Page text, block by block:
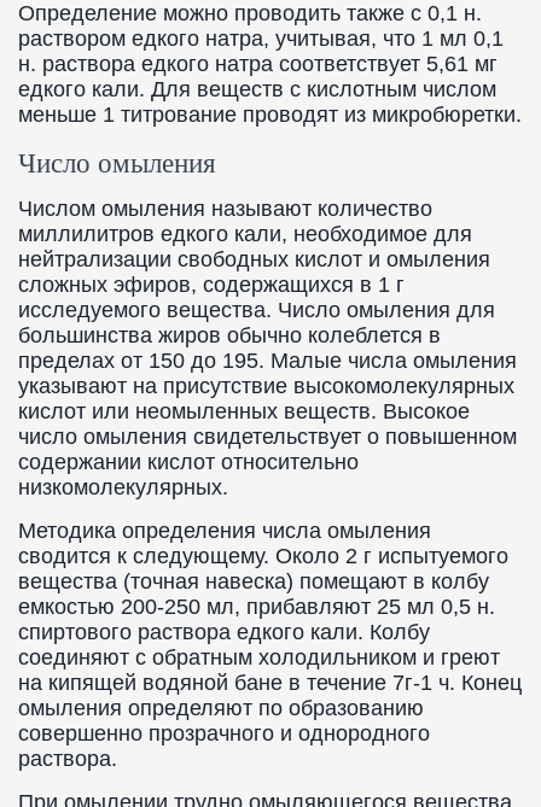
Определение можно проводить также с 0,1 н.
раствором едкого натра, учитывая, что 1 мл 0,1
н. раствора едкого натра соответствует 5,61 мг
едкого кали. Для веществ с кислотным числом
меньше 1 титрование проводят из микробюретки.
Число омыления
Числом омыления называют количество
миллилитров едкого кали, необходимое для
нейтрализации свободных кислот и омыления
сложных эфиров, содержащихся в 1 г
исследуемого вещества. Число омыления для
большинства жиров обычно колеблется в
пределах от 150 до 195. Малые числа омыления
указывают на присутствие высокомолекулярных
кислот или неомыленных веществ. Высокое
число омыления свидетельствует о повышенном
содержании кислот относительно
низкомолекулярных.
Методика определения числа омыления
сводится к следующему. Около 2 г испытуемого
вещества (точная навеска) помещают в колбу
емкостью 200-250 мл, прибавляют 25 мл 0,5 н.
спиртового раствора едкого кали. Колбу
соединяют с обратным холодильником и греют
на кипящей водяной бане в течение 7г-1 ч. Конец
омыления определяют по образованию
совершенно прозрачного и однородного
раствора.
При омылении трудно омыляющегося вещества